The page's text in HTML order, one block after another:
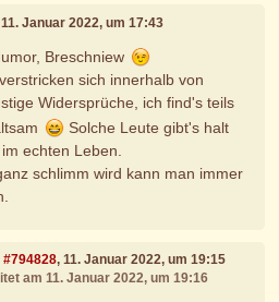
11. Januar 2022, um 17:43
Breschniew
sich innerhalb von
Widersprüche, ich find's teils
Solche Leute gibt's halt
echten Leben.
schlimm wird kann man immer
#794828, 11. Januar 2022, um 19:15
am 11. Januar 2022, um 19:16